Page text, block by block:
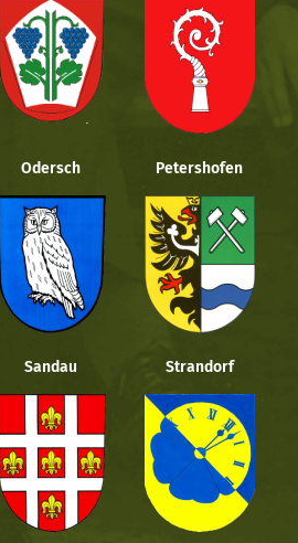
Odersch Petershofen
Sandau Strandorf